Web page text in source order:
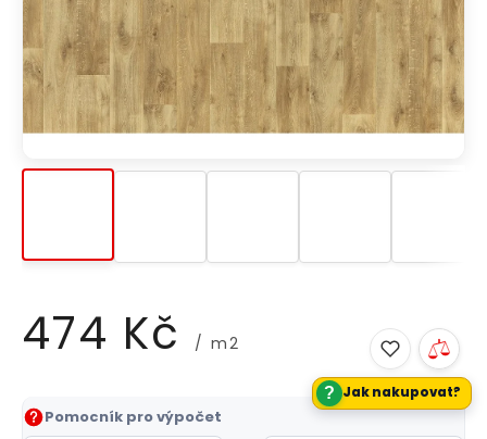
474 Kč / m2
Měrná
cena:
Pomocník pro výpočet
? Jak nakupovat?